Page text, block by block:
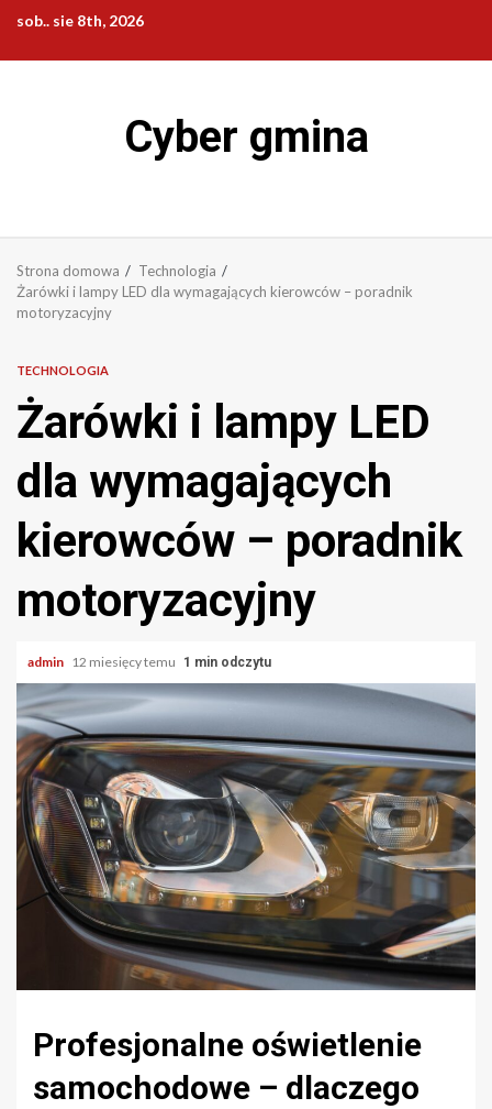
Przejdź
treści
sob.. sie 8th, 2026
Cyber gmina
Strona domowa
Technologia
Żarówki i lampy LED dla wymagających kierowców – poradnik
motoryzacyjny
TECHNOLOGIA
Żarówki i lampy LED
dla wymagających
kierowców – poradnik
motoryzacyjny
admin 12 miesięcy temu 1 min odczytu
Profesjonalne oświetlenie
samochodowe – dlaczego